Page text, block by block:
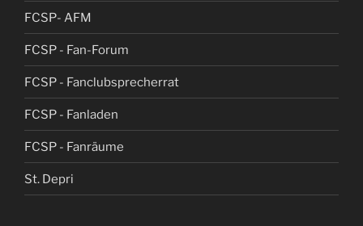
FCSP- AFM
FCSP - Fan-Forum
FCSP - Fanclubsprecherrat
FCSP - Fanladen
FCSP - Fanräume
St. Depri